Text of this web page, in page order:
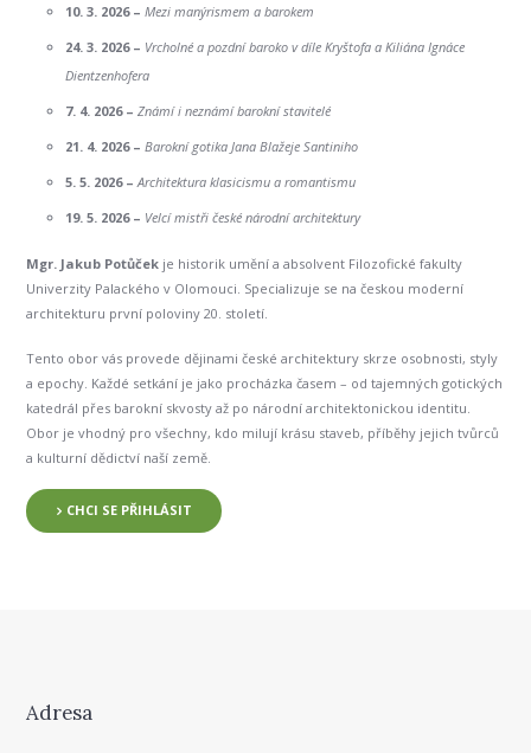
10. 3. 2026 –Mezi manýrismem a barokem
24. 3. 2026 – Vrcholné a pozdní baroko v díle Kryštofa a Kiliána Ignáce
Dientzenhofera
7. 4. 2026 –Známí i neznámí barokní stavitelé
21. 4. 2026 –Barokní gotika Jana Blažeje Santiniho
5. 5. 2026 –Architektura klasicismu a romantismu
19. 5. 2026 – Velcí mistři české národní architektury
Mgr. Jakub Potůček je historik umění a absolvent Filozofické fakulty
Univerzity Palackého v Olomouci. Specializuje se na českou moderní
architekturu první poloviny 20. století.
Tento obor vás provede dějinami české architektury skrze osobnosti, styly
a epochy. Každé setkání je jako procházka časem – od tajemných gotických
katedrál přes barokní skvosty až po národní architektonickou identitu.
Obor je vhodný pro všechny, kdo milují krásu staveb, příběhy jejich tvůrců
a kulturní dědictví naší země.
CHCI SE PŘIHLÁSIT
Adresa